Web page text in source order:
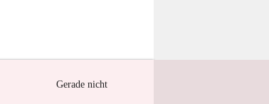
Gerade nicht